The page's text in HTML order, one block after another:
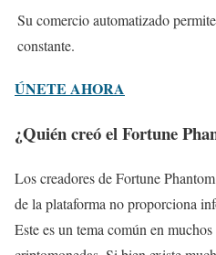
Su comercio automatizado
constante.
ÚNETE AHORA
¿Quién creó el Fortune
Los creadores de Fortune
de la plataforma no proporciona
Este es un tema común en